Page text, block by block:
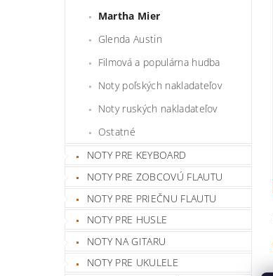
Martha Mier
Glenda Austin
Filmová a populárna hudba
Noty poľských nakladateľov
Noty ruských nakladateľov
Ostatné
NOTY PRE KEYBOARD
NOTY PRE ZOBCOVÚ FLAUTU
NOTY PRE PRIEČNU FLAUTU
NOTY PRE HUSLE
NOTY NA GITARU
NOTY PRE UKULELE